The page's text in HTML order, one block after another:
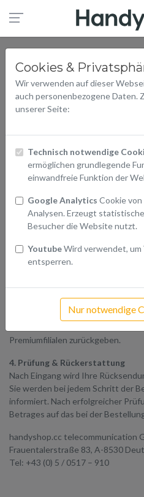
Cookies &
Wir verwenden auf dieser
auch personenbezogene Daten.
unserer Seite:
Technisch notwendige
ermöglichen grundlegende
einwandfreie Funktion der
Google Analytics Cookie
Analysen. Erzeugt
Besucher die Website nutzt.
YoutubeWird verwendet,
entsperren.
Nur notwendige
Sie haben das Recht, binnen 14
Angabe von Gründen vom
So einfach funktioniert der
1. Widerruf im Portal erfassen
Besuchen Sie unser Retouren-
Widerruf in wenigen Minuten:
Vertrag widerrufen
Im Anschluss erhalten Sie Ihr
bequem per E-Mail sofern sie Ihre
3. Ware verpacken & versenden
Senden Sie die Ware vollständig,
B. Ladekabel, Adapter, Headset)
Premiumfilialen zurückgeben.
4. Prüfung & Rückerstattung
Nach Eingang wird Ihre
Sie werden bei jedem Schritt der
informiert. Nach erfolgreicher
Betrages auf das bei der
handyshop.cc telecommunication
Frauentalerstraße 83, A-8530
Tel: +43 (0) 5 / 0517 – 910